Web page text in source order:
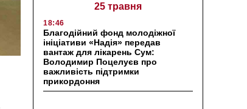
25 травня
18:46
Благодійний фонд молодіжної
ініціативи «Надія» передав
вантаж для лікарень Сум:
Володимир Поцелуєв про
важливість підтримки
прикордоння